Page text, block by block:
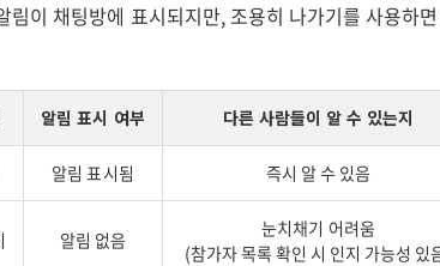
림이 채팅방에 표시되지만, 조용히 나가기를 사용하
알림 표시 여부 다른 사람들이 알 수 있는지
알림 표시됨 즉시 알 수 있음
알림 없음
눈치채기 어려움
(참가자 목록 확인 시 인지 가능성 있